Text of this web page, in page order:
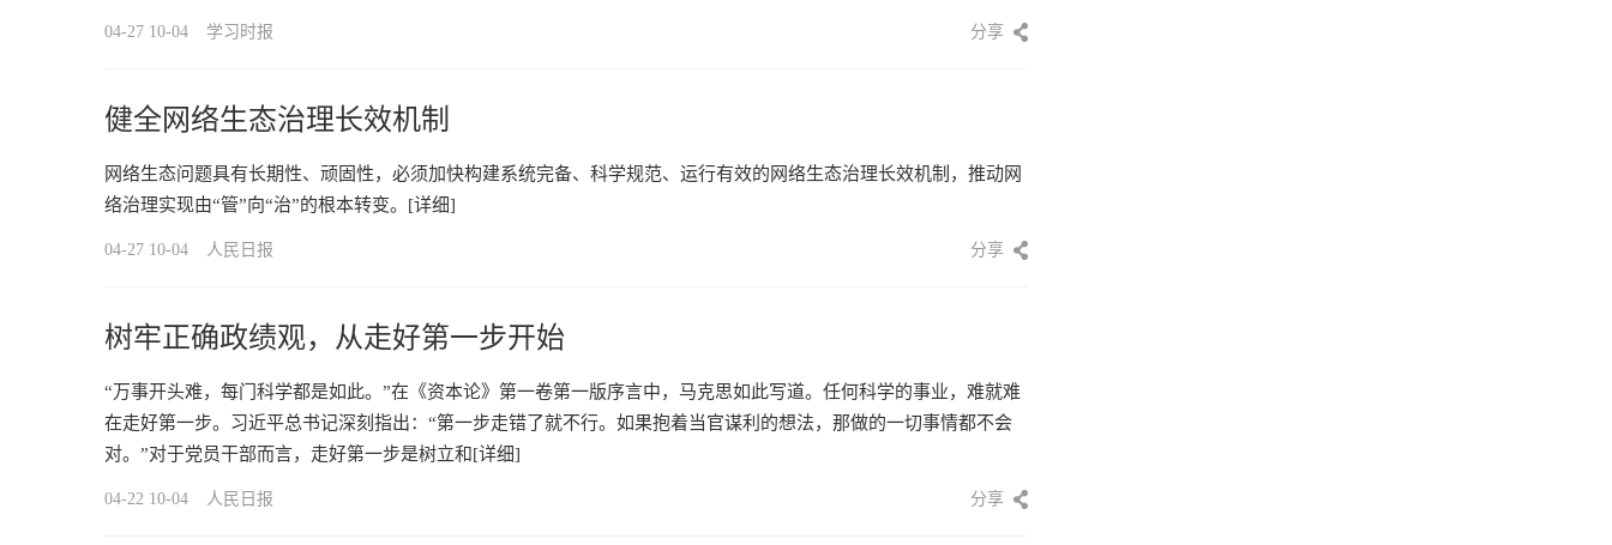
04-27 10-04 学习时报 分享
健全网络生态治理长效机制
网络生态问题具有长期性、顽固性，必须加快构建系统完备、科学规范、运行有效的网络生态治理长效机制，推动网
络治理实现由“管”向“治”的根本转变。 [详细]
04-27 10-04 人民日报 分享
树牢正确政绩观，从走好第一步开始
“万事开头难，每门科学都是如此。”在《资本论》第一卷第一版序言中，马克思如此写道。任何科学的事业，难就难
在走好第一步。习近平总书记深刻指出：“第一步走错了就不行。如果抱着当官谋利的想法，那做的一切事情都不会
对。”对于党员干部而言，走好第一步是树立和[详细]
04-22 10-04 人民日报 分享